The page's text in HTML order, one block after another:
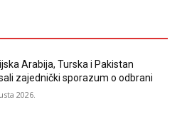
Arabija, Turska i Pakistan
zajednički sporazum o odbrani
2026.